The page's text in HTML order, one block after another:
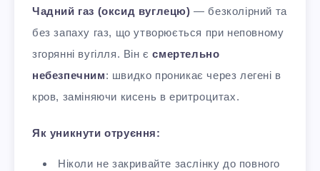
Чадний газ (оксид вуглецю) — безколірний та
без запаху газ, що утворюється при неповному
згорянні вугілля. Він єсмертельно
небезпечним: швидко проникає через легені в
кров, заміняючи кисень в еритроцитах.
Як уникнути отруєння:
Ніколи не закривайте заслінку до повного